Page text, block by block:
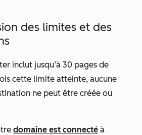
des limites et des
inclut jusqu’à 30 pages de
cette limite atteinte, aucune
ne peut être créée ou
domaine est connecté à